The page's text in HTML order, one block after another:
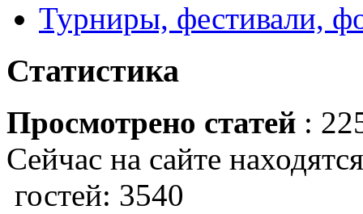
Турниры, фестивали,
Статистика
Просмотрено статей :
Сейчас на сайте
гостей: 3540